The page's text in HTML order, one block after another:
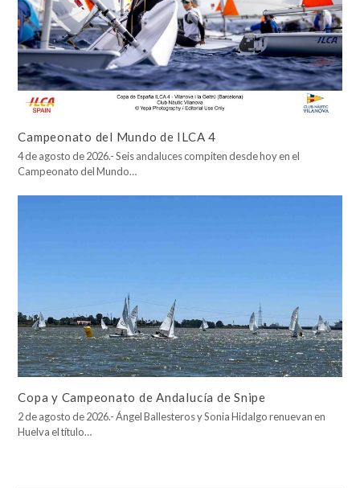
Campeonato del Mundo de ILCA 4
4 de agosto de 2026.- Seis andaluces compiten desde hoy en el
Campeonato del Mundo…
Copa y Campeonato de Andalucía de Snipe
2 de agosto de 2026.- Ángel Ballesteros y Sonia Hidalgo renuevan en
Huelva el título…